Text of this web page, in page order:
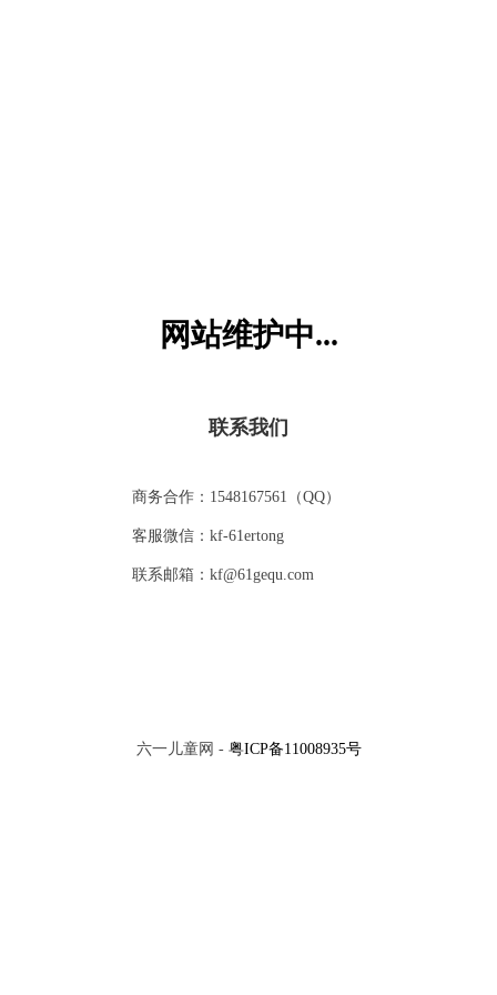
网站维护中...
联系我们
商务合作：1548167561（QQ）
客服微信：kf-61ertong
联系邮箱：kf@61gequ.com
六一儿童网 - 粤ICP备11008935号